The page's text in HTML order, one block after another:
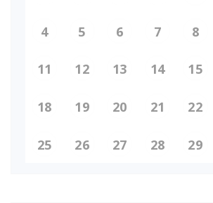
4 5 6 7 8
11 12 13 14 15
18 19 20 21 22
25 26 27 28 29